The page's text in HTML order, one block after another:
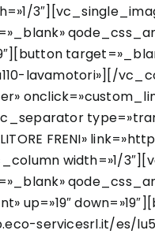
lavamotori»][/
FRENI»
width=»1/
up=»19″
servicesrl.it/es/